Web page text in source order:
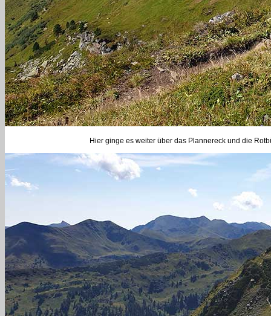
Hier ginge es weiter über das Plannereck und die